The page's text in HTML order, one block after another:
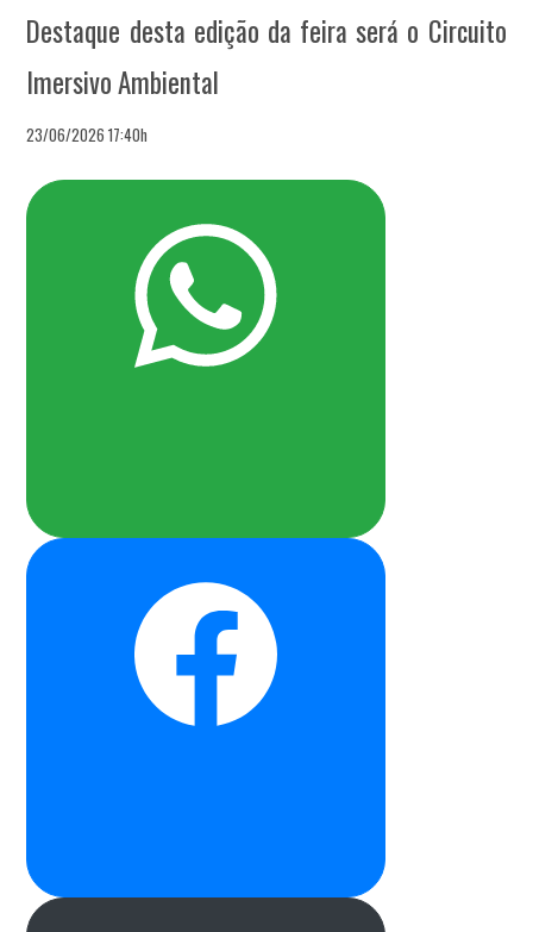
Destaque desta edição da feira será o Circuito
Imersivo Ambiental
23/06/2026 17:40h